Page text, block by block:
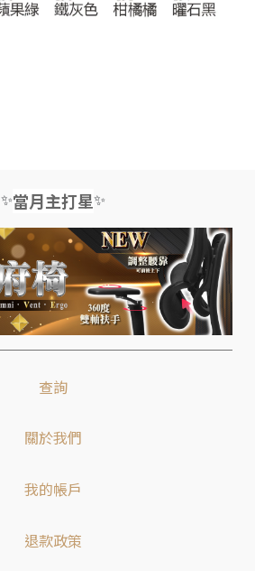
✨當月主打星✨
查詢
關於我們
我的帳戶
退款政策